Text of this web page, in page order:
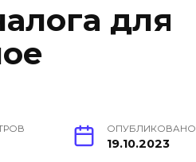
для
ОПУБЛИКОВАНО
19.10.2023